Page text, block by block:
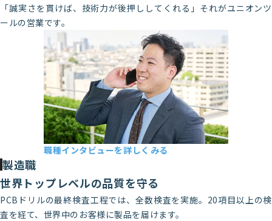
「誠実さを貫けば、技術力が後押ししてくれる」それがユニオンツ
ールの営業です。
職種インタビューを詳しくみる
製造職
世界トップレベルの品質を守る
PCBドリルの最終検査工程では、全数検査を実施。20項目以上の検
査を経て、世界中のお客様に製品を届けます。